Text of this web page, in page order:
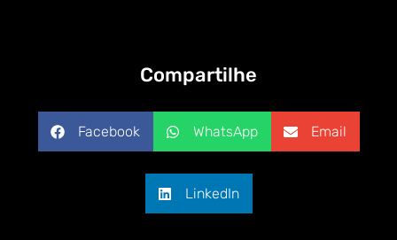
Compartilhe
Facebook WhatsApp Email
LinkedIn